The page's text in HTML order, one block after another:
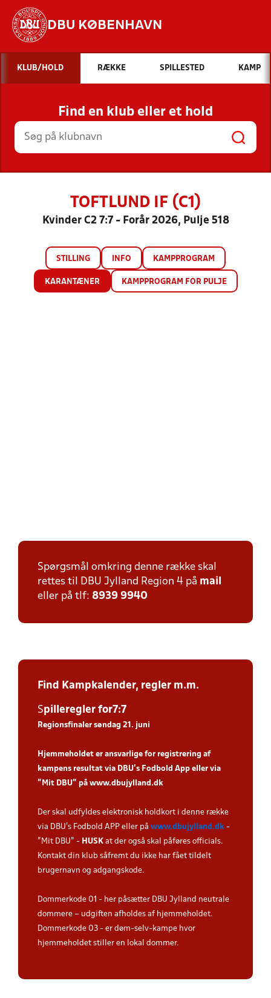
DBU KØBENHAVN
Hvad vil du søge efter?
INDHOLD OG NYHEDER
STILLINGER, RESULTATER, KLUBBER OG
HOLD
KLUB/HOLD RÆKKE SPILLESTED KAMP
Find en klub eller et hold
TOFTLUND IF (C1)
Kvinder C2 7:7 - Forår 2026, Pulje 518
STILLING INFO KAMPPROGRAM
KARANTÆNER KAMPPROGRAM FOR PULJE
Spørgsmål omkring denne række skal
rettes til DBU Jylland Region 4 på mail
eller på tlf: 8939 9940
Find Kampkalender, regler m.m.
Spilleregler for7:7
Regionsfinaler søndag 21. juni
Hjemmeholdet er ansvarlige for registrering af
kampens resultat via DBU’s Fodbold App eller via
”Mit DBU” på www.dbujylland.dk.
Der skal udfyldes elektronisk holdkort i denne række
via DBU's Fodbold APP eller på www.dbujylland.dk -
"Mit DBU" - HUSK at der også skal påføres officials.
Kontakt din klub såfremt du ikke har fået tildelt
brugernavn og adgangskode.
Dommerkode 01 - her påsætter DBU Jylland neutrale
dommere – udgiften afholdes af hjemmeholdet.
Dommerkode 03 - er døm-selv-kampe hvor
hjemmeholdet stiller en lokal dommer.